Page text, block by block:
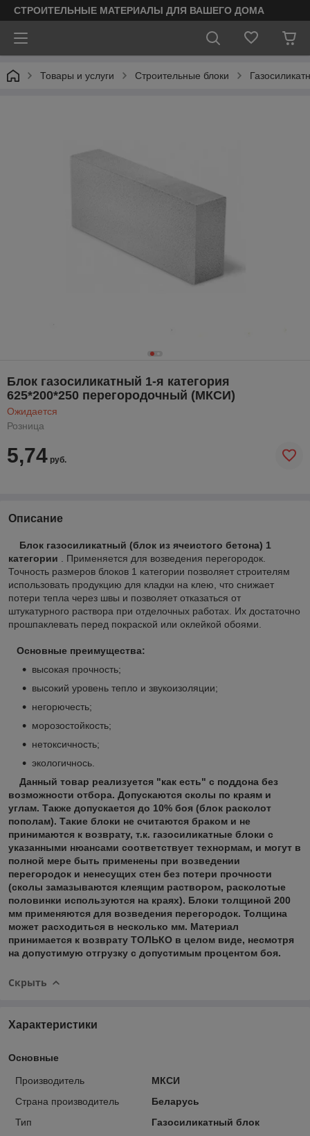
СТРОИТЕЛЬНЫЕ МАТЕРИАЛЫ ДЛЯ ВАШЕГО ДОМА
Товары и услуги Строительные блоки
Блок газосиликатный 1-я категория
625*200*250 перегородочный (МКСИ)
Ожидается
Розница
5,74 руб.
Описание
Блок газосиликатный (блок из ячеистого бетона) 1
категории
. Применяется для возведения перегородок.
Точность размеров блоков 1 категории позволяет строителям
использовать продукцию для кладки на клею, что снижает
потери тепла через швы и позволяет отказаться от
штукатурного раствора при отделочных работах. Их достаточно
прошпаклевать перед покраской или оклейкой обоями.
Основные преимущества:
высокая прочность;
высокий уровень тепло и звукоизоляции;
негорючесть;
морозостойкость;
нетоксичность;
экологичнось.
Данный товар реализуется "как есть" с поддона без
возможности отбора. Допускаются сколы по краям и
углам. Также допускается до 10% боя (блок расколот
пополам). Такие блоки не считаются браком и не
принимаются к возврату, т.к. газосиликатные блоки с
указанными нюансами соответствует технормам, и могут в
полной мере быть применены при возведении
перегородок и ненесущих стен без потери прочности
(сколы замазываются клеящим раствором, расколотые
половинки используются на краях). Блоки толщиной 200
мм применяются для возведения перегородок. Толщина
может расходиться в несколько мм. Материал
принимается к возврату ТОЛЬКО в целом виде, несмотря
на допустимую отгрузку с допустимым процентом боя.
Скрыть
Характеристики
Основные
Производитель
МКСИ
Страна производитель
Беларусь
Тип
Газосиликатный блок